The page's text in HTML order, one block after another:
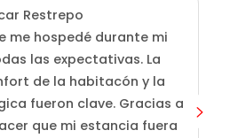
Restrepo
me hospedé durante mi
las expectativas. La
de la habitacón y la
fueron clave. Gracias a
que mi estancia fuera